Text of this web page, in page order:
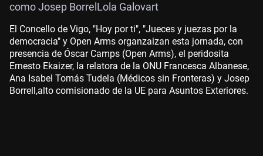
como Josep BorrelLola Galovart
El Concello de Vigo, "Hoy por ti", "Jueces y juezas por la
democracia" y Open Arms organzaizan esta jornada, con
presencia de Óscar Camps (Open Arms), el peridosita
Ernesto Ekaizer, la relatora de la ONU Francesca Albanese,
Ana Isabel Tomás Tudela (Médicos sin Fronteras) y Josep
Borrell,alto comisionado de la UE para Asuntos Exteriores.